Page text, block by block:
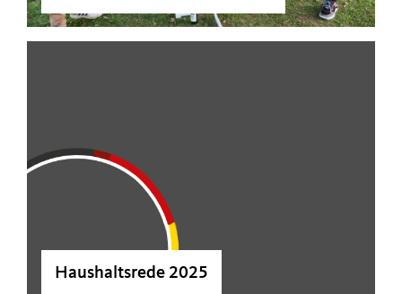
Haushaltsrede 2025